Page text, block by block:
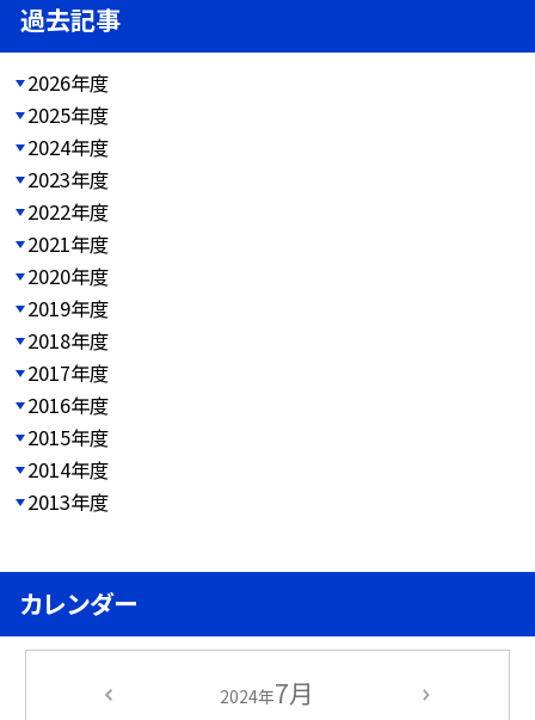
過去記事
2026年度
2025年度
2024年度
2023年度
2022年度
2021年度
2020年度
2019年度
2018年度
2017年度
2016年度
2015年度
2014年度
2013年度
カレンダー
2024年7月